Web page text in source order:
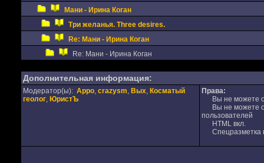
Мани - Ирина Коган
Три желанья. Three desires.
Re: Мани - Ирина Коган
Re: Мани - Ирина Коган
Дополнительная информация:
Модератор(ы): Appo, crazysm, Вых, Косматый
геолог, ЮристЪ
Права:
Вы не можете
Вы не можете
пользователей
HTML вкл.
Спецразметка